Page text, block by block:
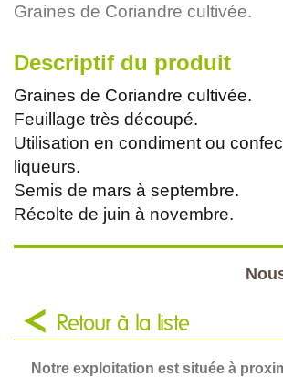
Graines de Coriandre cultivée.
Descriptif du produit
Graines de Coriandre cultivée.
Feuillage très découpé.
Utilisation en condiment ou
liqueurs.
Semis de mars à septembre.
Récolte de juin à novembre.
Retour à la liste
Notre exploitation est située à